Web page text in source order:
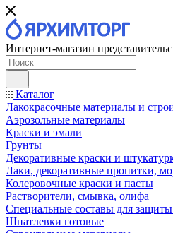
Интернет-магазин
Каталог
Лакокрасочные материалы и
Аэрозольные материалы
Краски и эмали
Грунты
Декоративные краски и
Лаки, декоративные пропитки,
Колеровочные краски и пасты
Растворители, смывка, олифа
Специальные составы для защиты
Шпатлевки готовые